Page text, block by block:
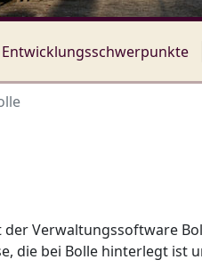
Entwicklungsschwerpunkte
Verwaltungssoftware
die bei Bolle hinterlegt ist